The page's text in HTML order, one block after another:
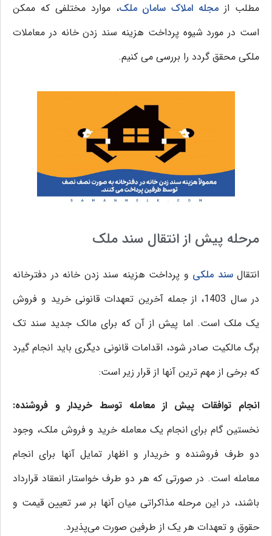
مطلب از مجله املاک سامان ملک، موارد مختلفی که ممکن
است در مورد شیوه پرداخت هزینه سند زدن خانه در معاملات
ملکی محقق گردد را بررسی می کنیم.
مرحله پیش از انتقال سند ملک
انتقالسند ملکی و پرداخت هزینه سند زدن خانه در دفترخانه
در سال 1403، از جمله آخرین تعهدات قانونی خرید و فروش
یک ملک است. اما پیش از آن که برای مالک جدید سند تک
برگ مالکیت صادر شود، اقدامات قانونی دیگری باید انجام گیرد
که برخی از مهم ترین آنها از قرار زیر است:
انجام توافقات پیش از معامله توسط خریدار و فروشنده:
نخستین گام برای انجام یک معامله خرید و فروش ملک، وجود
دو طرف فروشنده و خریدار و اظهار تمایل آنها برای انجام
معامله است. در صورتی که هر دو طرف خواستار انعقاد قرارداد
باشند، در این مرحله مذاکراتی میان آنها بر سر تعیین قیمت و
حقوق و تعهدات هر یک از طرفین صورت می‌پذیرد.